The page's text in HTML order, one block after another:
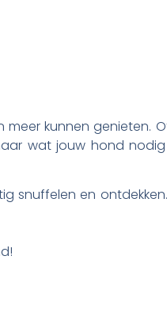
kunnen genieten.
wat jouw hond
snuffelen en